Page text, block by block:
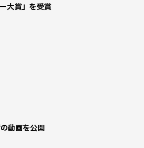
大賞」を受賞
動画を公開